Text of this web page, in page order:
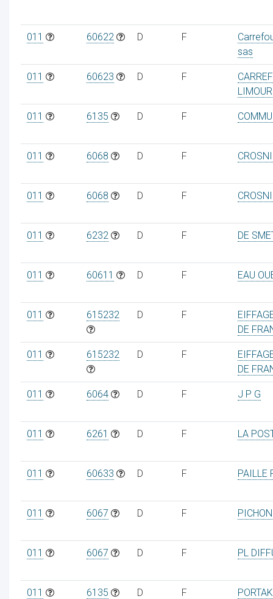
011 60622 D F
sas
011 60623 D F
011 6135 D F
011 6068 D F
011 6068 D F
011 6232 D F DE
011 60611 D F EAU
011 615232 D F
DE
011 615232 D F
DE
011 6064 D F J P G
011 6261 D F LA
011 60633 D F PAILLE
011 6067 D F
011 6067 D F PL
011 6135 D F